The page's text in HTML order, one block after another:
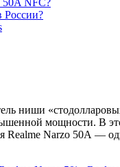
России?
ниши
мощности. В
Realme Narzo 50A —